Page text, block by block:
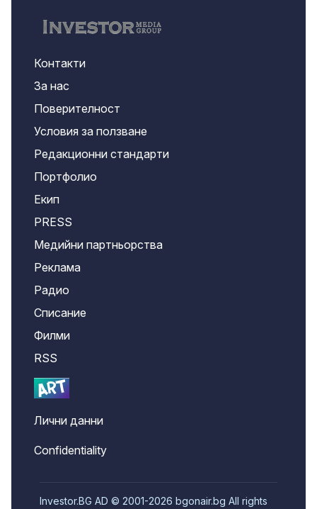
Контакти
За нас
Поверителност
Условия за ползване
Редакционни стандарти
Портфолио
Екип
PRESS
Медийни партньорства
Реклама
Радио
Списание
Филми
RSS
Лични данни
Confidentiality
Investor.BG AD © 2001-2026 bgonair.bg All rights